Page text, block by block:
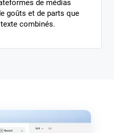
de médias
goûts et de parts que
combinés.